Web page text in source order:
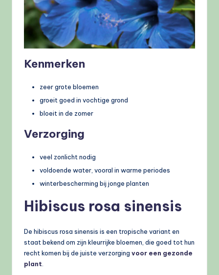
Kenmerken
zeer grote bloemen
groeit goed in vochtige grond
bloeit in de zomer
Verzorging
veel zonlicht nodig
voldoende water, vooral in warme periodes
winterbescherming bij jonge planten
Hibiscus rosa sinensis
De hibiscus rosa sinensis is een tropische variant en
staat bekend om zijn kleurrijke bloemen, die goed tot hun
recht komen bij de juiste verzorging voor een gezonde
plant.